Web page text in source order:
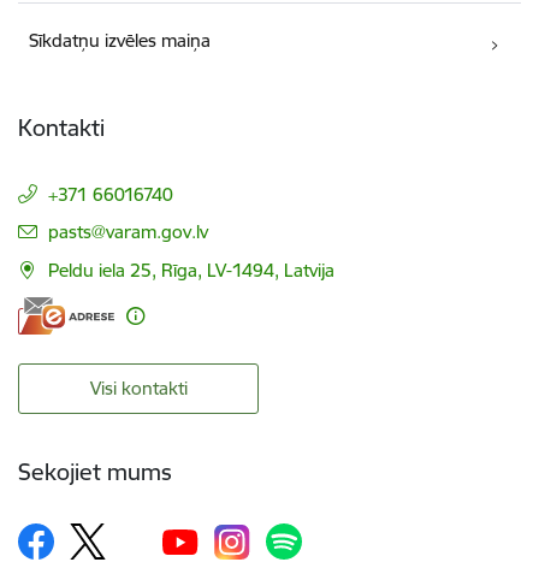
Sīkdatņu izvēles maiņa
Kontakti
+371 66016740
E-pasts:
pasts@varam.gov.lv
Peldu iela 25, Rīga, LV-1494, Latvija
Visi kontakti
Sekojiet mums